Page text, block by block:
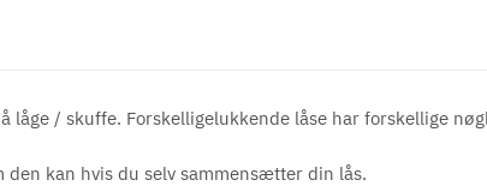
/ skuffe. Forskelligelukkende låse har forskellige
kan hvis du selv sammensætter din lås.